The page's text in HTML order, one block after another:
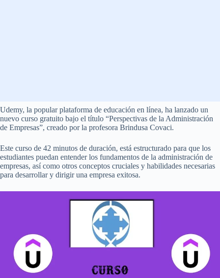
Udemy, la popular plataforma de educación en línea, ha lanzado un
nuevo curso gratuito bajo el título “Perspectivas de la Administración
de Empresas”, creado por la profesora Brindusa Covaci.
Este curso de 42 minutos de duración, está estructurado para que los
estudiantes puedan entender los fundamentos de la administración de
empresas, así como otros conceptos cruciales y habilidades necesarias
para desarrollar y dirigir una empresa exitosa.